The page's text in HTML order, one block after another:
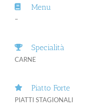
Menu
–
Specialità
CARNE
Piatto Forte
PIATTI STAGIONALI